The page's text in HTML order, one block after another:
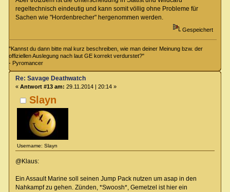
regeltechnisch eindeutig und kann somit völlig ohne Probleme für
Sachen wie "Hordenbrecher" hergenommen werden.
Gespeichert
"Kannst du dann bitte mal kurz beschreiben, wie man deiner Meinung bzw. der
offiziellen Auslegung nach laut GE korrekt verdurstet?"
- Pyromancer
Slayn
Username: Slayn
Re: Savage Deathwatch
« Antwort #13 am: 29.11.2014 | 20:14 »
@Klaus:
Ein Assault Marine soll seinen Jump Pack nutzen um asap in den
Nahkampf zu gehen. Zünden, *Swoosh*, Gemetzel ist hier ein